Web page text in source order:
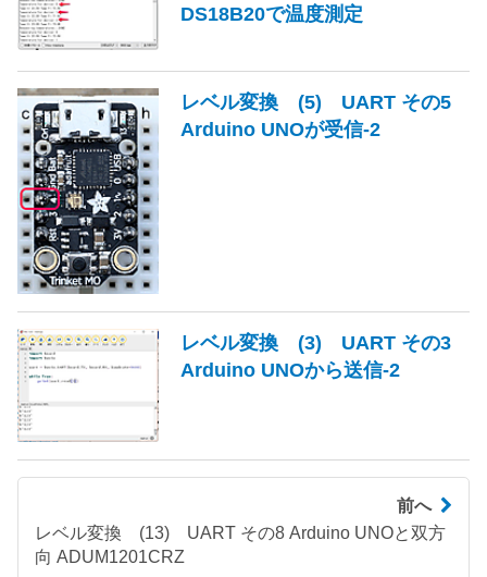
DS18B20で温度測定
レベル変換 (5) UART その5
Arduino UNOが受信-2
レベル変換 (3) UART その3
Arduino UNOから送信-2
前へ
レベル変換 (13) UART その8 Arduino UNOと双方
向 ADUM1201CRZ